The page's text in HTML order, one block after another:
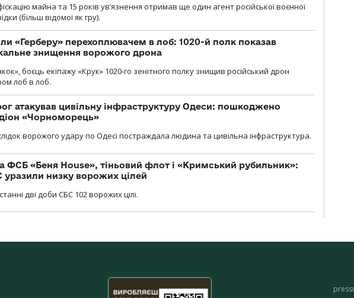
майна та 15 років увʼязнення отримав ще один агент російської воєнної
(більш відомої як гру).
«Герберу» перехоплювачем в лоб: 1020-й полк показав
знищення ворожого дрона
боєць екіпажу «Крук» 1020-го зенітного полку знищив російський дрон
лоб в лоб.
атакував цивільну інфраструктуру Одеси: пошкоджено
«Чорноморець»
ворожого удару по Одесі постраждала людина та цивільна інфраструктура.
ФСБ «Беня House», тіньовий флот і «Кримський рубильник»:
уразили низку ворожих цілей
дві доби СБС 102 ворожих цілі.